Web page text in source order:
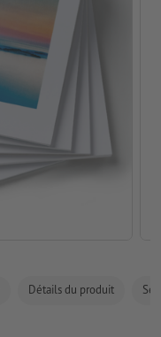
Détails du produit